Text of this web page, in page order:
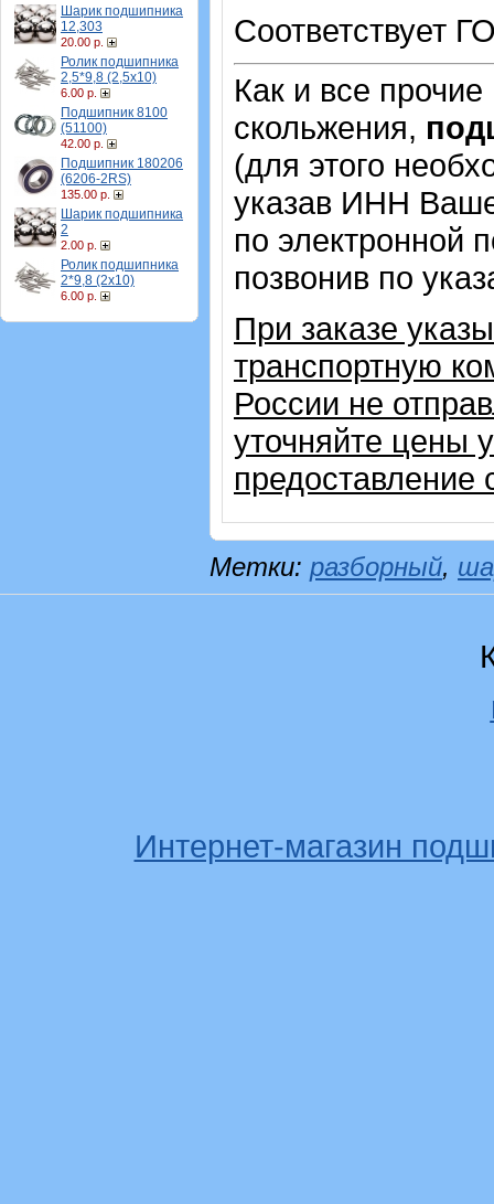
Шарик подшипника
12,303
20.00 р.
Ролик подшипника
2,5*9,8 (2,5х10)
6.00 р.
Подшипник 8100
(51100)
42.00 р.
Подшипник 180206
(6206-2RS)
135.00 р.
Шарик подшипника
2
2.00 р.
Ролик подшипника
2*9,8 (2х10)
6.00 р.
Соответствует
Как и все
скольжения,
(для этого
указав ИНН
по электронной
позвонив по
При заказе
транспортную
России не
уточняйте цены
предоставление
Метки: разборный,
Интернет-магазин